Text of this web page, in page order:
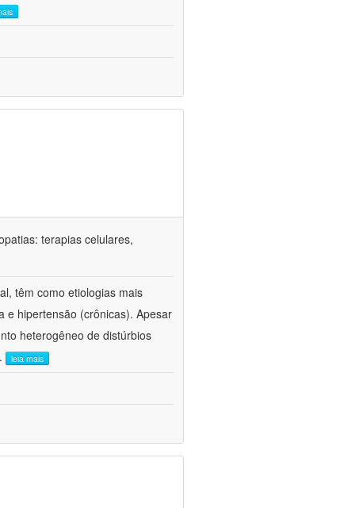
terapias celulares,
têm como etiologias mais
e hipertensão (crônicas). Apesar
heterogêneo de distúrbios
leia mais